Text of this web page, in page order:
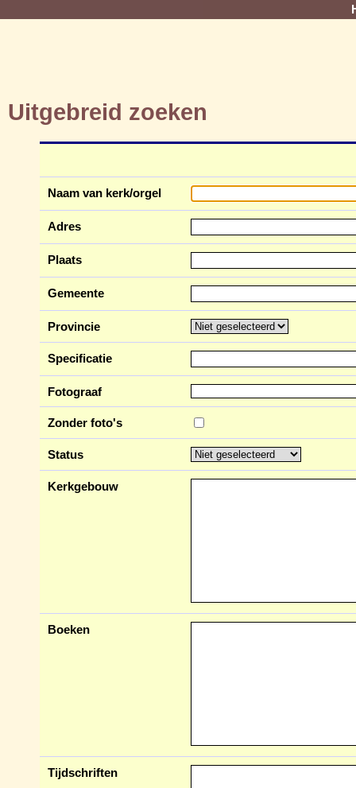
Uitgebreid zoeken
Naam van kerk/orgel
Adres
Plaats
Gemeente
Provincie
Specificatie
Fotograaf
Zonder foto's
Status
Kerkgebouw
Boeken
Tijdschriften